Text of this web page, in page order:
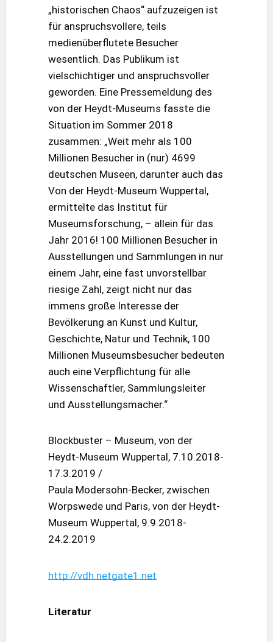
„historischen Chaos“ aufzuzeigen ist
für anspruchsvollere, teils
medienüberflutete Besucher
wesentlich. Das Publikum ist
vielschichtiger und anspruchsvoller
geworden. Eine Pressemeldung des
von der Heydt-Museums fasste die
Situation im Sommer 2018
zusammen: „Weit mehr als 100
Millionen Besucher in (nur) 4699
deutschen Museen, darunter auch das
Von der Heydt-Museum Wuppertal,
ermittelte das Institut für
Museumsforschung, – allein für das
Jahr 2016! 100 Millionen Besucher in
Ausstellungen und Sammlungen in nur
einem Jahr, eine fast unvorstellbar
riesige Zahl, zeigt nicht nur das
immens große Interesse der
Bevölkerung an Kunst und Kultur,
Geschichte, Natur und Technik, 100
Millionen Museumsbesucher bedeuten
auch eine Verpflichtung für alle
Wissenschaftler, Sammlungsleiter
und Ausstellungsmacher.“
Blockbuster – Museum, von der
Heydt-Museum Wuppertal, 7.10.2018-
17.3.2019 /
Paula Modersohn-Becker, zwischen
Worpswede und Paris, von der Heydt-
Museum Wuppertal, 9.9.2018-
24.2.2019
http://vdh.netgate1.net
Literatur